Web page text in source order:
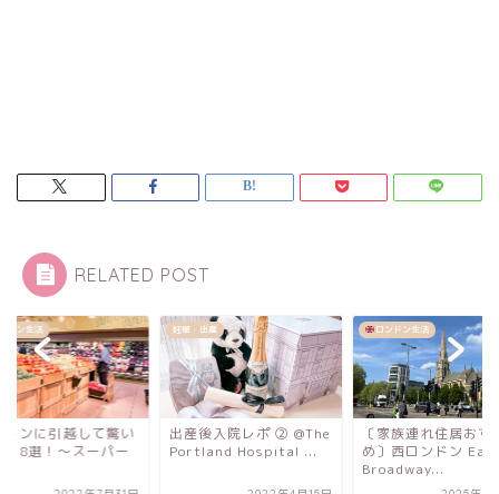
RELATED POST
出産
後入院レポ ② @The
Hospital ...
ロンドン生活
〔家族連れ住居おすす
め〕西ロンドン Ealing
ロンドン生活
ロンドンに引越して
たこと8選！〜スー
編〜